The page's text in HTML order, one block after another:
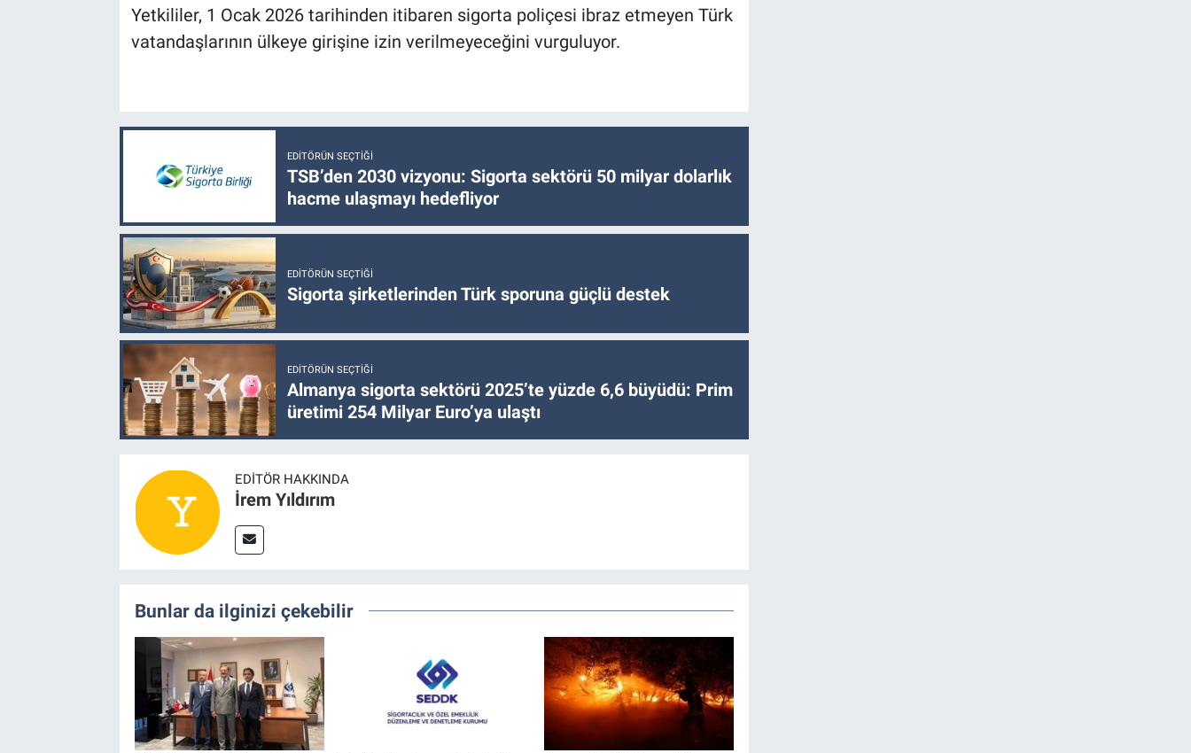
Yetkililer, 1 Ocak 2026 tarihinden itibaren sigorta poliçesi ibraz etmeyen Türk
vatandaşlarının ülkeye girişine izin verilmeyeceğini vurguluyor.
EDITÖRÜN SEÇTIĞI
TSB’den 2030 vizyonu: Sigorta sektörü 50 milyar dolarlık
hacme ulaşmayı hedefliyor
EDITÖRÜN SEÇTIĞI
Sigorta şirketlerinden Türk sporuna güçlü destek
EDITÖRÜN SEÇTIĞI
Almanya sigorta sektörü 2025’te yüzde 6,6 büyüdü: Prim
üretimi 254 Milyar Euro’ya ulaştı
EDITÖR HAKKINDA
İrem Yıldırım
Bunlar da ilginizi çekebilir